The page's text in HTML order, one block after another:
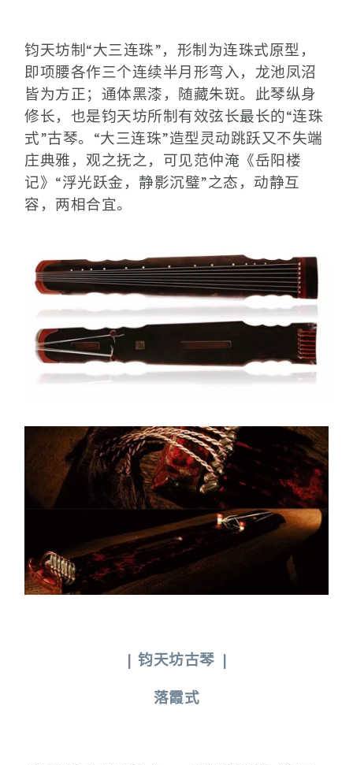
钧天坊制“大三连珠”，形制为连珠式原型，
即项腰各作三个连续半月形弯入，龙池凤沼
皆为方正；通体黑漆，随藏朱斑。此琴纵身
修长，也是钧天坊所制有效弦长最长的“连珠
式”古琴。“大三连珠”造型灵动跳跃又不失端
庄典雅，观之抚之，可见范仲淹《岳阳楼
记》“浮光跃金，静影沉璧”之态，动静互
容，两相合宜。
|钧天坊古琴 |
落霞式